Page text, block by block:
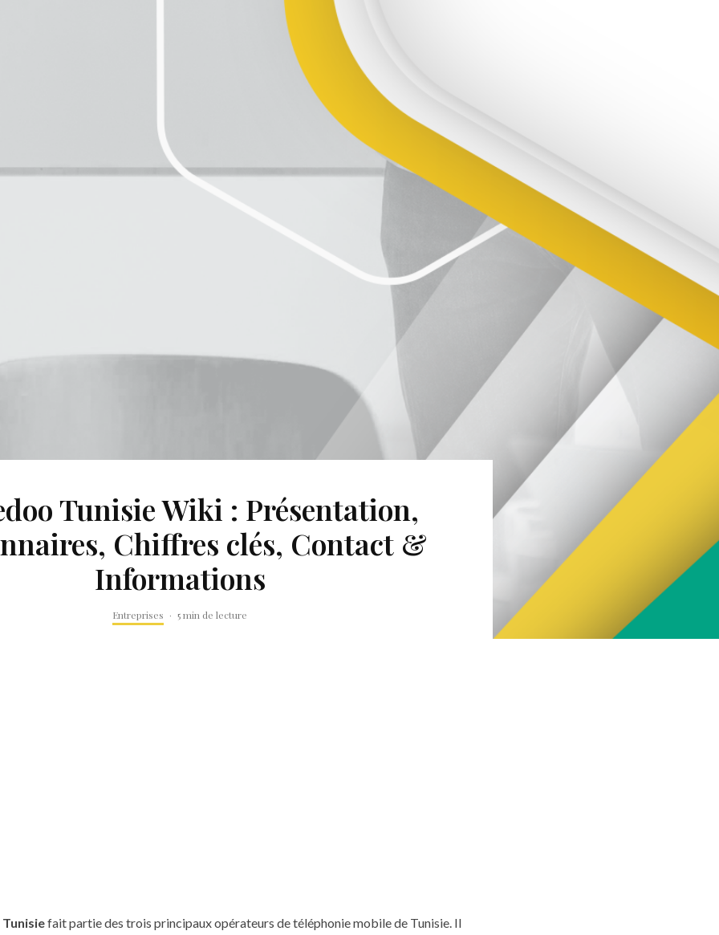
Tunisie Wiki : Présentation,
Chiffres clés, Contact &
Informations
Entreprises · 5 min de lecture
fait partie des trois principaux opérateurs de téléphonie mobile de Tunisie. Il